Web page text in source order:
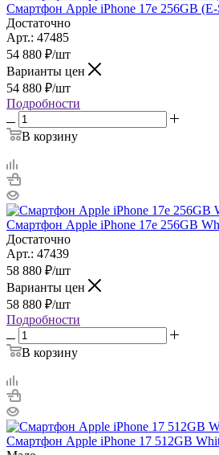
Смартфон Apple iPhone 17e 256GB
Достаточно
Арт.: 47485
54 880 ₽/шт
Варианты цен
54 880 ₽/шт
Подробности
В корзину
Смартфон Apple iPhone 17e 256GB
Достаточно
Арт.: 47439
58 880 ₽/шт
Варианты цен
58 880 ₽/шт
Подробности
В корзину
Смартфон Apple iPhone 17 512GB